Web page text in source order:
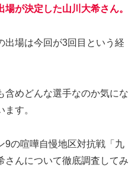
が決定した山川大希さん。
出場は今回が3回目という経
含めどんな選手なのか気にな
す。
9の喧嘩自慢地区対抗戦「九
さんについて徹底調査してみ